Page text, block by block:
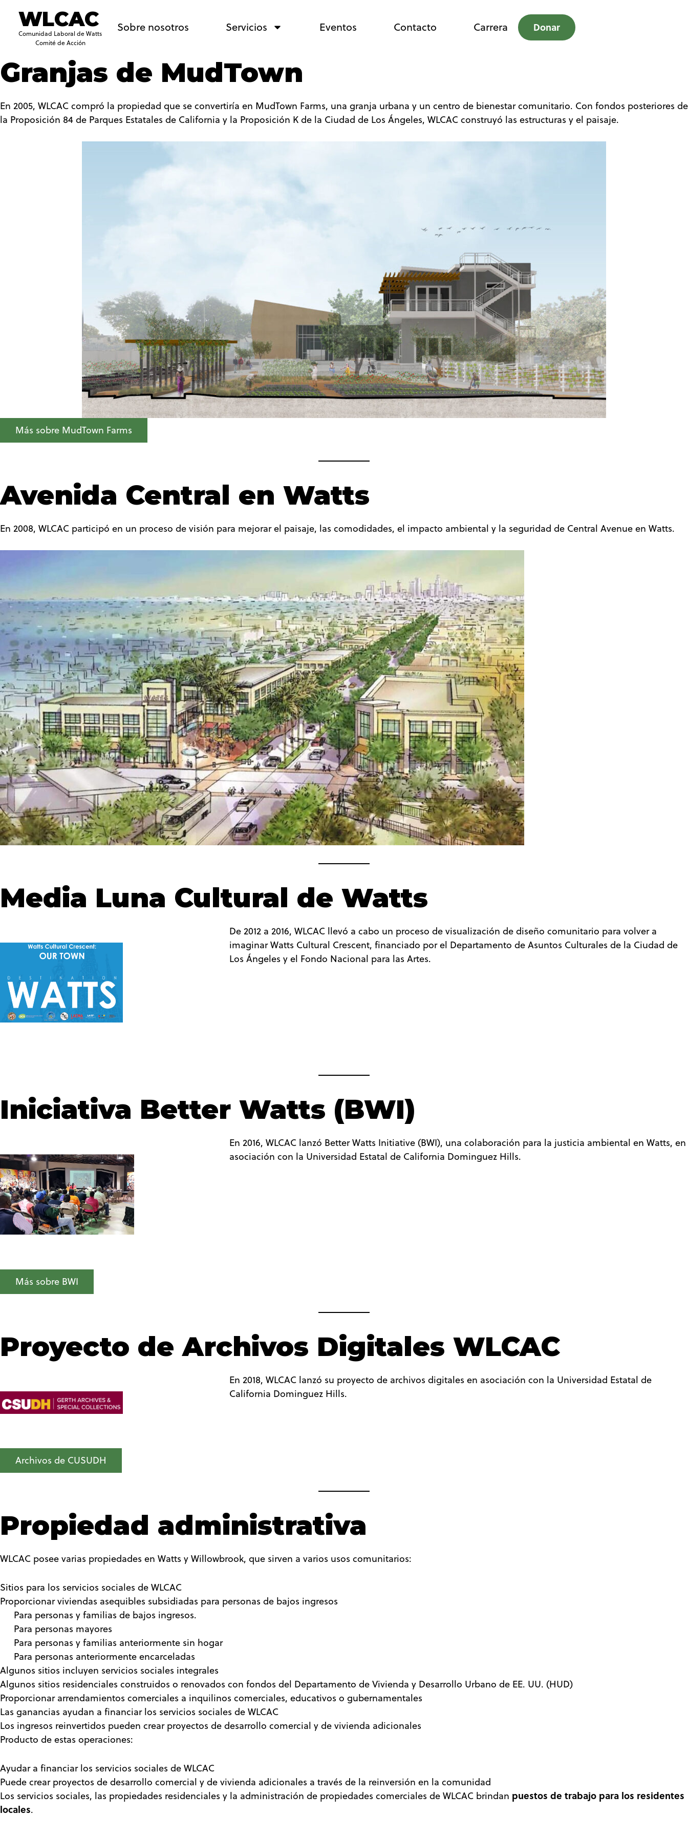
WLCAC
Comunidad Laboral de Watts
Comité de Acción
Sobre nosotros Servicios Eventos Contacto Carrera Donar
Granjas de MudTown
En 2005, WLCAC compró la propiedad que se convertiría en MudTown Farms, una granja urbana y un centro de bienestar comunitario. Con fondos posteriores de
la Proposición 84 de Parques Estatales de California y la Proposición K de la Ciudad de Los Ángeles, WLCAC construyó las estructuras y el paisaje.
Más sobre MudTown Farms
Avenida Central en Watts
En 2008, WLCAC participó en un proceso de visión para mejorar el paisaje, las comodidades, el impacto ambiental y la seguridad de Central Avenue en Watts.
Media Luna Cultural de Watts
De 2012 a 2016, WLCAC llevó a cabo un proceso de visualización de diseño comunitario para volver a
imaginar Watts Cultural Crescent, financiado por el Departamento de Asuntos Culturales de la Ciudad de
Los Ángeles y el Fondo Nacional para las Artes.
Iniciativa Better Watts (BWI)
En 2016, WLCAC lanzó Better Watts Initiative (BWI), una colaboración para la justicia ambiental en Watts, en
asociación con la Universidad Estatal de California Dominguez Hills.
Más sobre BWI
Proyecto de Archivos Digitales WLCAC
En 2018, WLCAC lanzó su proyecto de archivos digitales en asociación con la Universidad Estatal de
California Dominguez Hills.
Archivos de CUSUDH
Propiedad administrativa
WLCAC posee varias propiedades en Watts y Willowbrook, que sirven a varios usos comunitarios:
Sitios para los servicios sociales de WLCAC
Proporcionar viviendas asequibles subsidiadas para personas de bajos ingresos
Para personas y familias de bajos ingresos.
Para personas mayores
Para personas y familias anteriormente sin hogar
Para personas anteriormente encarceladas
Algunos sitios incluyen servicios sociales integrales
Algunos sitios residenciales construidos o renovados con fondos del Departamento de Vivienda y Desarrollo Urbano de EE. UU. (HUD)
Proporcionar arrendamientos comerciales a inquilinos comerciales, educativos o gubernamentales
Las ganancias ayudan a financiar los servicios sociales de WLCAC
Los ingresos reinvertidos pueden crear proyectos de desarrollo comercial y de vivienda adicionales
Producto de estas operaciones:
Ayudar a financiar los servicios sociales de WLCAC
Puede crear proyectos de desarrollo comercial y de vivienda adicionales a través de la reinversión en la comunidad
Los servicios sociales, las propiedades residenciales y la administración de propiedades comerciales de WLCAC brindan puestos de trabajo para los residentes
locales.